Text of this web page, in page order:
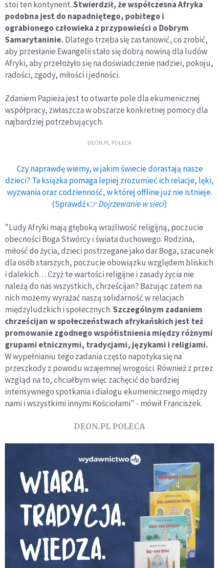
stoi ten kontynent.Stwierdził, że współczesna Afryka
podobna jest do napadniętego, pobitego i
ograbionego człowieka z przypowieści o Dobrym
Samarytaninie. Dlatego trzeba się zastanowić, co zrobić,
aby przesłanie Ewangelii stało się dobrą nowiną dla ludów
Afryki, aby przełożyło się na doświadczenie nadziei, pokoju,
radości, zgody, miłości i jedności.
Zdaniem Papieża jest to otwarte pole dla ekumenicznej
współpracy, zwłaszcza w obszarze konkretnej pomocy dla
najbardziej potrzebujących.
DEON.PL POLECA
Czy naprawdę wiemy, w jakim świecie dorastają nasze
dzieci? Ta książka pomaga lepiej zrozumieć ich relacje, lęki,
wyzwania oraz codzienność, w której offline już nie istnieje.
(Sprawdź 👉Dojrzewanie w sieci)
"Ludy Afryki mają głęboką wrażliwość religijną, poczucie
obecności Boga Stwórcy i świata duchowego. Rodzina,
miłość do życia, dzieci postrzegane jako dar Boga, szacunek
dla osób starszych, poczucie obowiązku względem bliskich
i dalekich… Czyż te wartości religijne i zasady życia nie
należą do nas wszystkich, chrześcijan? Bazując zatem na
nich możemy wyrażać naszą solidarność w relacjach
międzyludzkich i społecznych.Szczególnym zadaniem
chrześcijan w społeczeństwach afrykańskich jest też
promowanie zgodnego współistnienia między różnymi
grupami etnicznymi, tradycjami, językami i religiami.
W wypełnianiu tego zadania często napotyka się na
przeszkody z powodu wzajemnej wrogości. Również z przez
wzgląd na to, chciałbym więc zachęcić do bardziej
intensywnego spotkania i dialogu ekumenicznego między
nami i wszystkimi innymi Kościołami" - mówił Franciszek.
DEON.PL POLECA